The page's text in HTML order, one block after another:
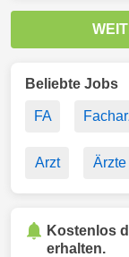
Beliebte Jobs
FA
Arzt Ärzte
Kostenlos
erhalten.